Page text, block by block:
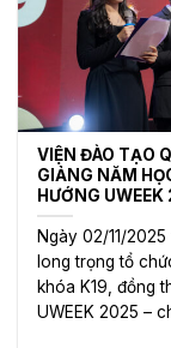
VIỆN ĐÀO TẠO
GIẢNG NĂM
HƯỚNG
Ngày 02/11/
long trọng tổ
khóa K19, đồng
UWEEK 2025 –